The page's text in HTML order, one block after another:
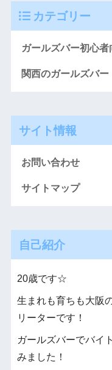
カテゴリー
ガールズバー初心者
関西のガールズバー
サイト情報
お問い合わせ
サイトマップ
自己紹介
20歳です☆
生まれも育ちも大阪
リーターです！
ガールズバーでバイ
みました！